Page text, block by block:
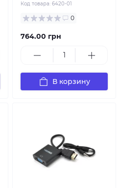
Код товара: 6420-01
0
764.00 грн
В корзину